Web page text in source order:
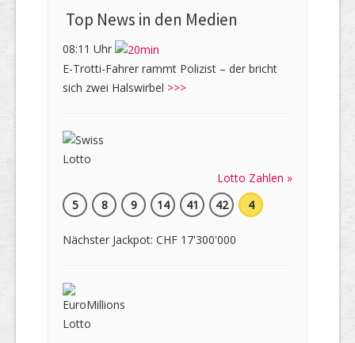
Top News in den Medien
08:11 Uhr
E-Trotti-Fahrer rammt Polizist – der bricht
sich zwei Halswirbel >>>
Lotto Zahlen »
5
8 9 14 41 42 4
Nächster Jackpot: CHF 17'300'000